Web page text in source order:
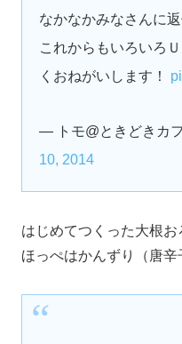
なかなかみなさんに
これからもいろいろ
くおねがいします！
— トモ@ときどきカ
10, 2014
はじめてつくった大根お
ほっぺはかんずり（唐